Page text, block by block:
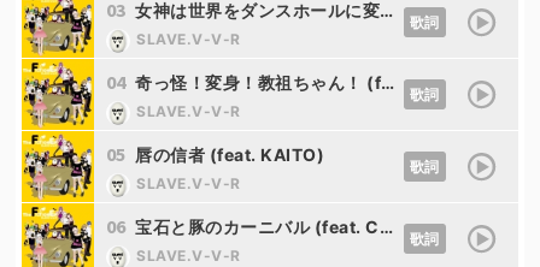
03 女神は世界をダンスホールに変えやがる (feat. 夢ノ結唱 POPY&夢ノ結唱 ROSE)
SLAVE.V-V-R
歌詞
04 奇っ怪！変身！教祖ちゃん！ (feat. 星界)
SLAVE.V-V-R
歌詞
05 唇の信者 (feat. KAITO)
SLAVE.V-V-R
歌詞
06 宝石と豚のカーニバル (feat. Ci flower)
SLAVE.V-V-R
歌詞